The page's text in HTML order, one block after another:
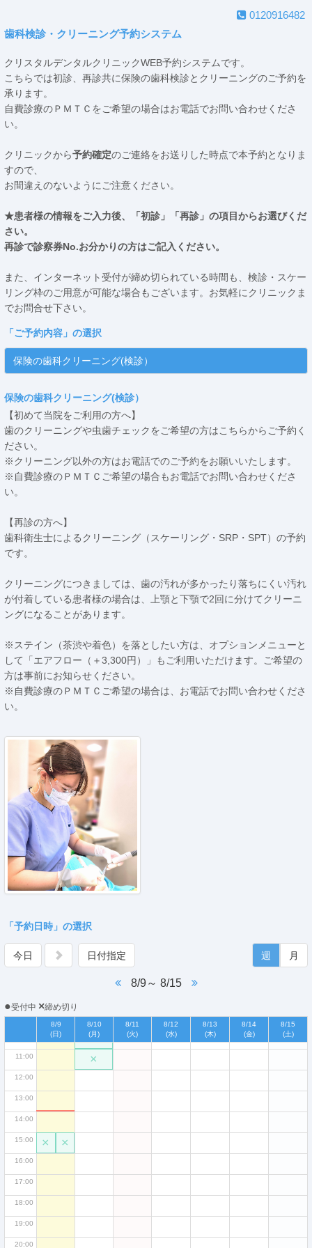
0120916482
歯科検診・クリーニング予約システム
クリスタルデンタルクリニックWEB予約システムです。
こちらでは初診、再診共に保険の歯科検診とクリーニングのご予約を
承ります。
自費診療のＰＭＴＣをご希望の場合はお電話でお問い合わせくださ
い。
クリニックから予約確定のご連絡をお送りした時点で本予約となりま
すので、
お間違えのないようにご注意ください。
★患者様の情報をご入力後、「初診」「再診」の項目からお選びくだ
さい。
再診で診察券No.お分かりの方はご記入ください。
また、インターネット受付が締め切られている時間も、検診・スケー
リング枠のご用意が可能な場合もございます。お気軽にクリニックま
でお問合せ下さい。
「 ご予約内容 」の選択
保険の歯科クリーニング(検診）
保険の歯科クリーニング(検診）
【初めて当院をご利用の方へ】
歯のクリーニングや虫歯チェックをご希望の方はこちらからご予約く
ださい。
※クリーニング以外の方はお電話でのご予約をお願いいたします。
※自費診療のＰＭＴＣご希望の場合もお電話でお問い合わせくださ
い。
【再診の方へ】
歯科衛生士によるクリーニング（スケーリング・SRP・SPT）の予約
です。
クリーニングにつきましては、歯の汚れが多かったり落ちにくい汚れ
が付着している患者様の場合は、上顎と下顎で2回に分けてクリーニ
ングになることがあります。
※ステイン（茶渋や着色）を落としたい方は、オプションメニューと
して「エアフロー（＋3,300円）」もご利用いただけます。ご希望の
方は事前にお知らせください。
※自費診療のＰＭＴＣご希望の場合は、お電話でお問い合わせくださ
い。
「予約日時」の選択
今日 日付指定
8/9～ 8/15
週 月
●受付中 ×締め切り
8/9
(日)
8/10
(月)
8/11
(火)
8/12
(水)
8/13
(木)
8/14
(金)
8/15
(土)
00:00
01:00
02:00
03:00
05:00
06:00
11:00
12:00
13:00
14:00
15:00
16:00
17:00
18:00
19:00
20:00
× ×
×
×